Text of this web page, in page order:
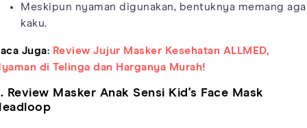
Meskipun nyaman digunakan, bentuknya memang
kaku.
Juga: Review Jujur Masker Kesehatan ALLMED,
di Telinga dan Harganya Murah!
Review Masker Anak Sensi Kid's Face Mask